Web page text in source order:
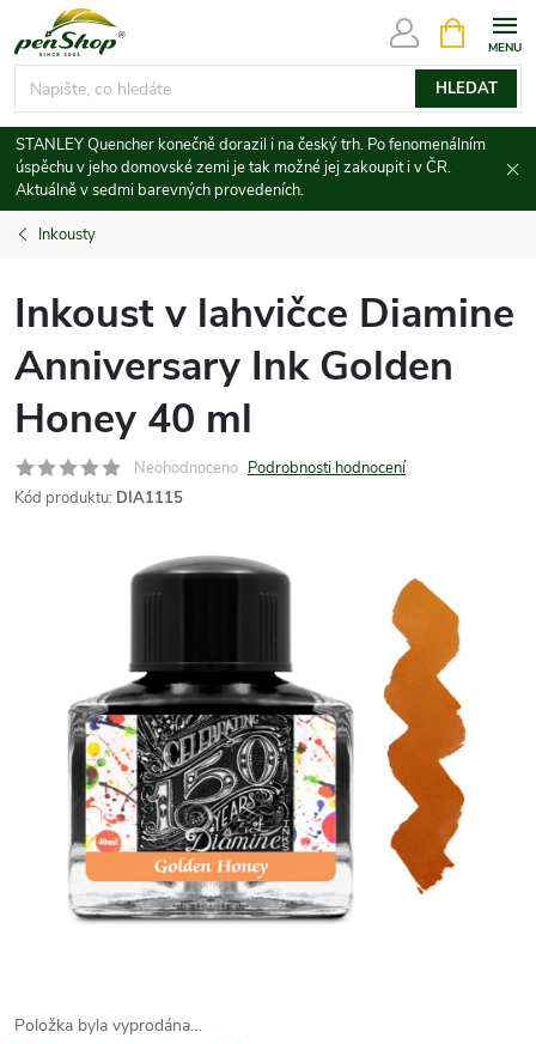
na
obsah
HLEDAT
NÁKUPNÍ
KOŠÍK
STANLEY Quencher konečně dorazil i na český trh. Po fenomenálním
úspěchu v jeho domovské zemi je tak možné jej zakoupit i v ČR.
Aktuálně v sedmi barevných provedeních.
Inkousty
Inkoust v lahvičce Diamine
Anniversary Ink Golden
Honey 40 ml
Neohodnoceno Podrobnosti hodnocení
Kód produktu: DIA1115
Položka byla vyprodána…